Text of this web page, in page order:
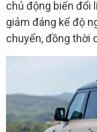
chủ động biến đổi
giảm đáng kể độ
chuyển, đồng thời